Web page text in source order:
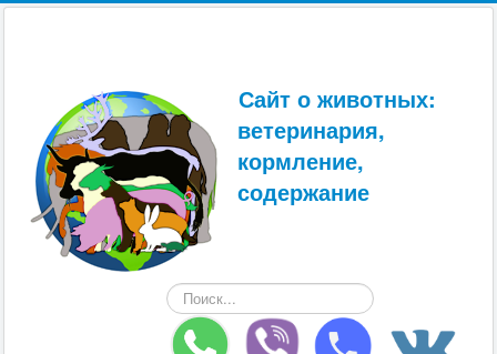
Сайт о животных:
ветеринария,
кормление,
содержание
Искать...